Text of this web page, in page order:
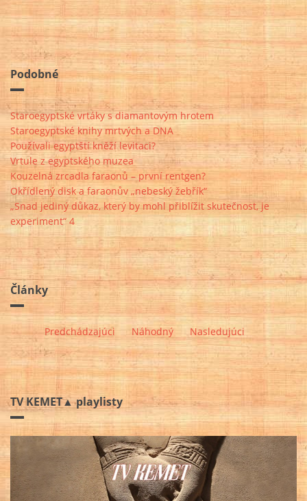
Podobné
Staroegyptské vrtáky s diamantovým hrotem
Staroegyptské knihy mrtvých a DNA
Používali egyptští kněží levitaci?
Vrtule z egyptského muzea
Kouzelná zrcadla faraonů – první rentgen?
Okřídlený disk a faraonův „nebeský žebřík“
„Snad jediný důkaz, který by mohl přiblížit skutečnost, je
experiment“ 4
Články
Predchádzajúci Náhodný Nasledujúci
TV KEMET▲ playlisty